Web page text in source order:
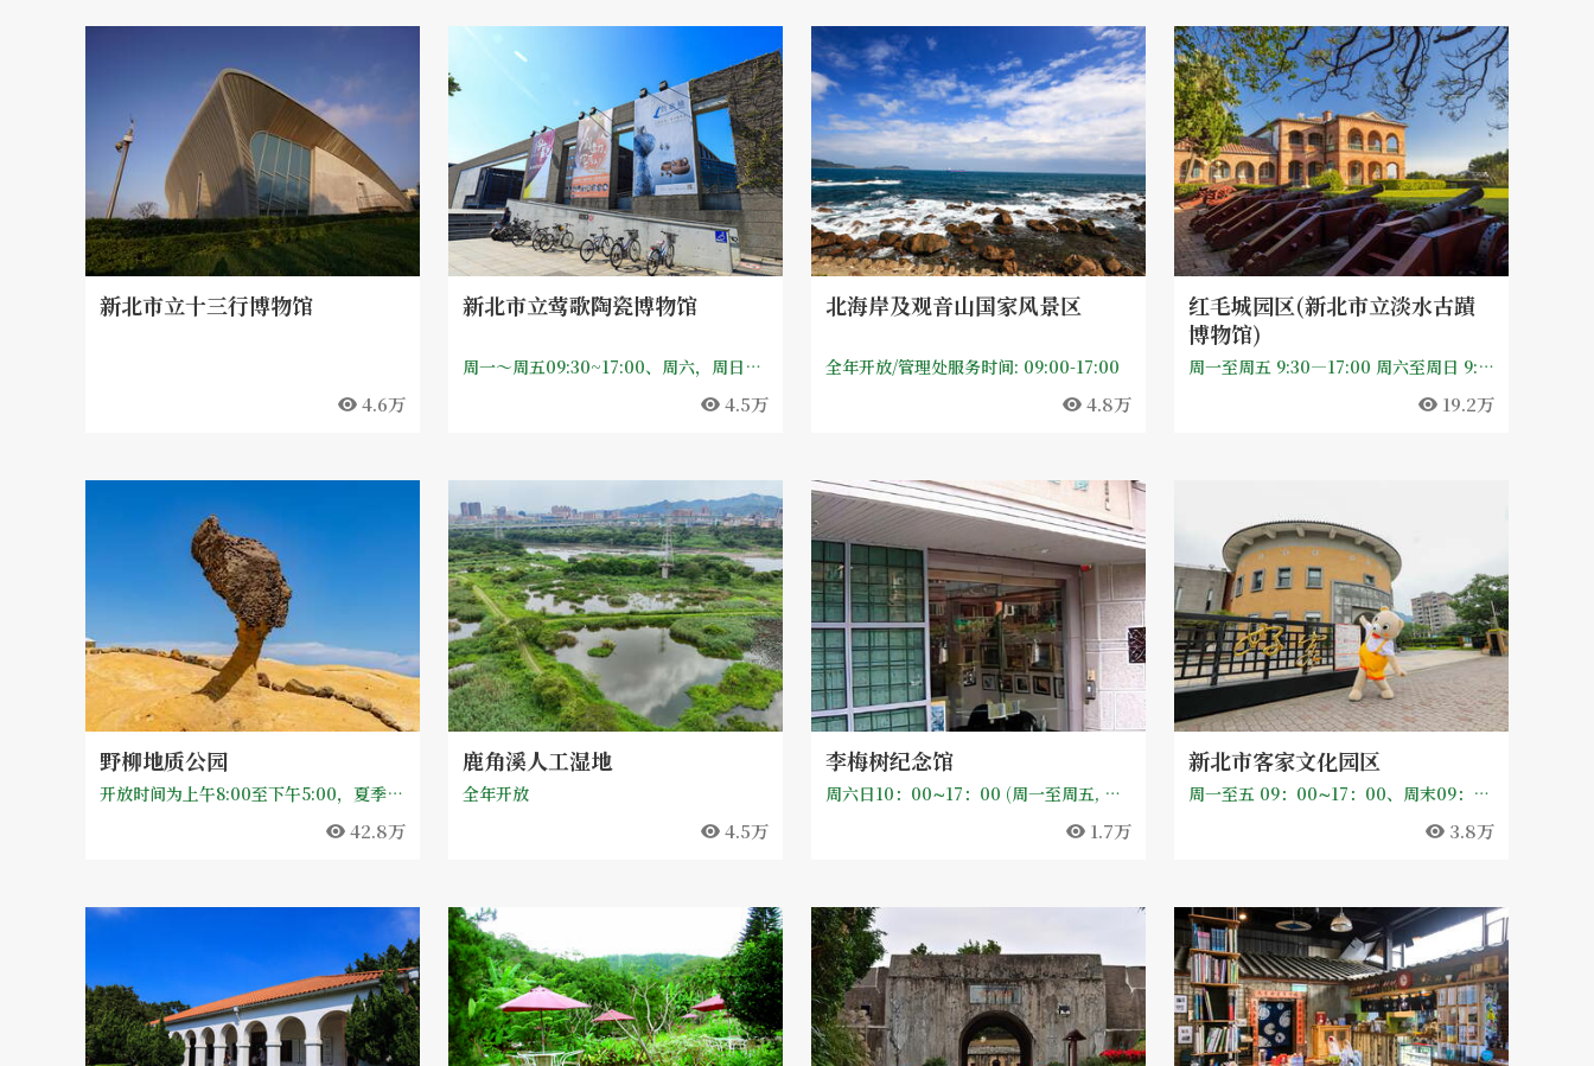
新北市立十三行博物馆
4.6万
新北市立莺歌陶瓷博物馆
周一～周五09:30~17:00、周六，周日及国定假日09:30~18:00；【公休日】 每月第一个星期一（若适逢国定假日照常开放，隔日休馆）、农历除夕、年初一、政府公告之天然灾害停止上班日，其他必要之休馆日将另行公告。
4.5万
北海岸及观音山国家风景区
全年开放/管理处服务时间: 09:00-17:00
4.8万
红毛城园区(新北市立淡水古蹟
博物馆)
周一至周五 9:30—17:00 周六至周日 9:30—18:00，夏季延长开放时间（4月至10月，仅户外区）：周一至周五 17:00—20:00 周六至周日 18:00—20:00 休馆时间： 每月第一个星期一（逢国定假日照常开放，翌日休馆）、农历除夕、年初一、政府公告之天然灾害停止上班日，其他必要之休馆日将另行公告。
19.2万
野柳地质公园
开放时间为上午8:00至下午5:00，夏季开放(7、8月)时间为上午9:00至下午6:00，除依「天然灾停止版办公及上课作业办法」规定，新北市政府决定停止公告或上课之起止时间。
42.8万
鹿角溪人工湿地
全年开放
4.5万
李梅树纪念馆
周六日10：00∼17：00 (周一至周五, 欢迎团体预约参观)
1.7万
新北市客家文化园区
周一至五 09：00∼17：00、周末09：00∼ 18：00。每月第1个星期一休馆，倘休馆日遇国定假日，以顺延1日办理休馆。
3.8万